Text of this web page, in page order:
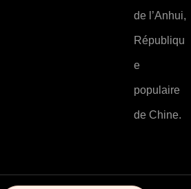
de l’Anhui,
Républiqu
e
populaire
de Chine.